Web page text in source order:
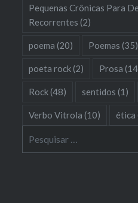
Pequenas Crônicas Para
Recorrentes (2)
poema (20) Poemas (35)
poeta rock(2) Prosa
Rock(48) sentidos (1)
Verbo Vitrola (10) ética
por: